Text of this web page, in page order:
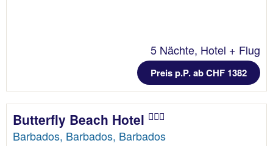
5 Nächte, Hotel + Flug
Preis p.P. ab CHF 1382
Butterfly Beach Hotel
Barbados, Barbados, Barbados